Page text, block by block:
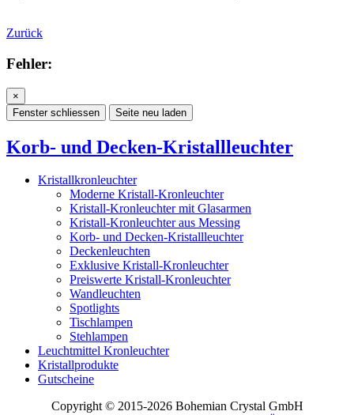
Zurück
Fehler:
×
Fenster schliessen
Seite neu laden
Korb- und Decken-Kristallleuchter
Kristallkronleuchter
Moderne Kristall-Kronleuchter
Kristall-Kronleuchter mit Glasarmen
Kristall-Kronleuchter aus Messing
Korb- und Decken-Kristallleuchter
Deckenleuchten
Exklusive Kristall-Kronleuchter
Preiswerte Kristall-Kronleuchter
Wandleuchten
Spotlights
Tischlampen
Stehlampen
Leuchtmittel Kronleuchter
Kristallprodukte
Gutscheine
Copyright © 2015-2026 Bohemian Crystal GmbH